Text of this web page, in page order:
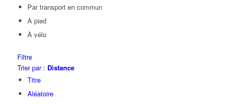
Par transport en commun
A pied
À vélo
Filtre
Trier par : Distance
Titre
Aléatoire